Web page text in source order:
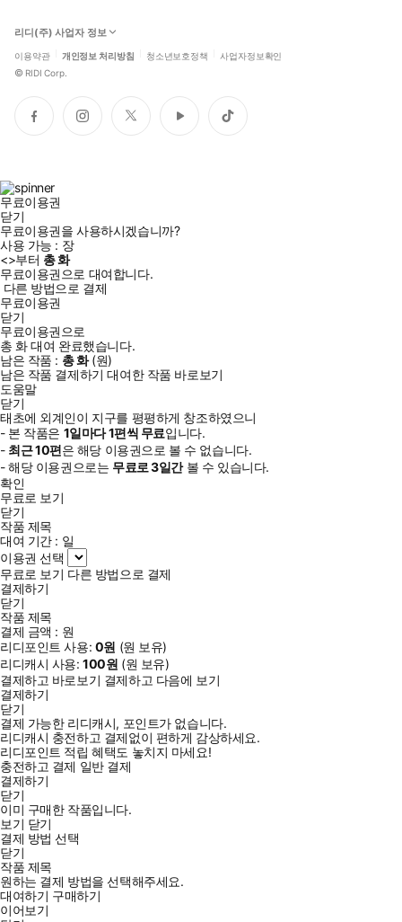
리디(주) 사업자 정보
이용약관 개인정보 처리방침 청소년보호정책 사업자정보확인
© RIDI Corp.
페
이
인
스
트
위
유
튜
틱
톡
무료이용권
닫기
무료이용권을 사용하시겠습니까?
사용 가능 : 장
<>부터 총화
무료이용권으로 대여합니다.
다른 방법으로 결제
무료이용권
닫기
무료이용권으로
총 화대여 완료했습니다.
남은 작품 : 총화(원)
남은 작품 결제하기 대여한 작품 바로보기
도움말
닫기
태초에 외계인이 지구를 평평하게 창조하였으니
- 본 작품은 1일마다1편씩 무료입니다.
- 최근10편은 해당 이용권으로 볼 수 없습니다.
- 해당 이용권으로는 무료로3일간볼 수 있습니다.
확인
무료로 보기
닫기
작품 제목
대여 기간 : 일
이용권 선택
무료로 보기 다른 방법으로 결제
결제하기
닫기
작품 제목
결제 금액 : 원
리디포인트 사용: 0원 (원 보유)
리디캐시 사용:100원 (원 보유)
결제하고 바로보기 결제하고 다음에 보기
결제하기
닫기
결제 가능한 리디캐시, 포인트가 없습니다.
리디캐시 충전하고 결제없이 편하게 감상하세요.
리디포인트 적립 혜택도 놓치지 마세요!
충전하고 결제 일반 결제
결제하기
닫기
이미 구매한 작품입니다.
보기 닫기
결제 방법 선택
닫기
작품 제목
원하는 결제 방법을 선택해주세요.
대여하기 구매하기
이어보기